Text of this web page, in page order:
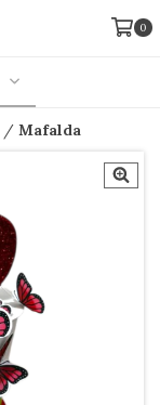
0
/ Mafalda